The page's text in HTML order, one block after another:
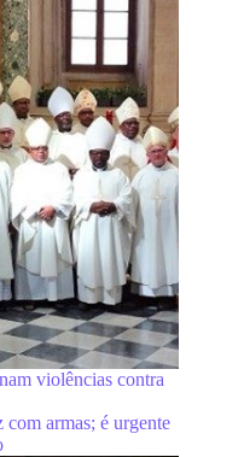
violências contra
com armas; é urgente